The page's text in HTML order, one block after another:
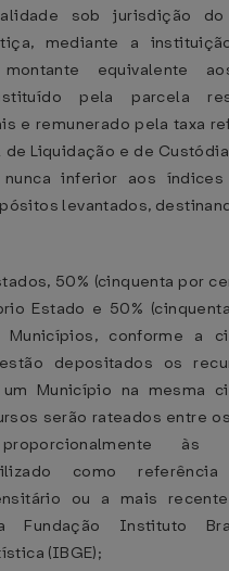
sob jurisdição do
mediante a
equivalente
pela parcela
e remunerado pela taxa
Liquidação e de
inferior aos
levantados,
50% (cinquenta por
Estado e 50%
conforme a
depositados os
Município na mesma
serão rateados entre
às
como
ou a mais
Fundação Instituto
(IBGE);